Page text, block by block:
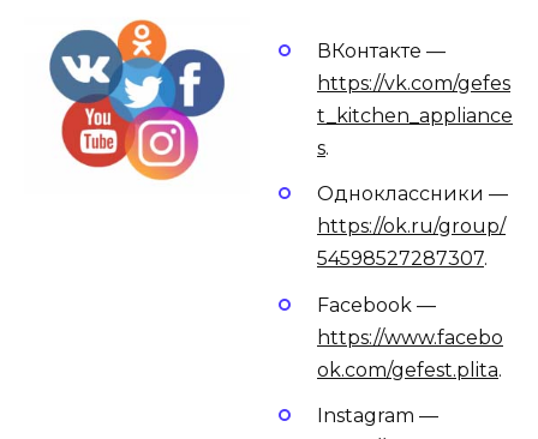
ВКонтакте —
https://vk.com/gefes
t_kitchen_appliance
s.
Одноклассники —
https://ok.ru/group/
54598527287307.
Facebook —
https://www.facebo
ok.com/gefest.plita.
Instagram —